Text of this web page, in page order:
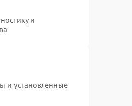
и
и установленные